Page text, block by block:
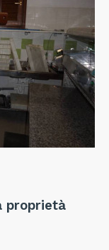
proprietà